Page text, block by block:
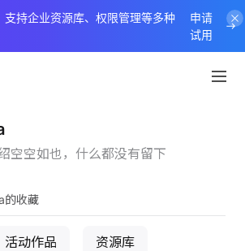
支持企业资源库、权限管理等多种
申请
试用
空空如也，什么都没有留下
的收藏
活动作品 资源库